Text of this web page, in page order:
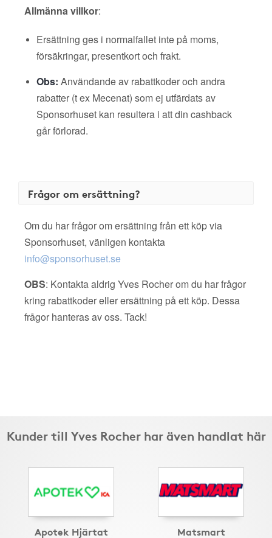
Allmänna villkor:
Ersättning ges i normalfallet inte på moms,
försäkringar, presentkort och frakt.
Obs: Användande av rabattkoder och andra
rabatter (t ex Mecenat) som ej utfärdats av
Sponsorhuset kan resultera i att din cashback
går förlorad.
Frågor om ersättning?
Om du har frågor om ersättning från ett köp via
Sponsorhuset, vänligen kontakta
info@sponsorhuset.se
OBS: Kontakta aldrig Yves Rocher om du har frågor
kring rabattkoder eller ersättning på ett köp. Dessa
frågor hanteras av oss. Tack!
Kunder till Yves Rocher har även handlat här
Apotek Hjärtat Matsmart